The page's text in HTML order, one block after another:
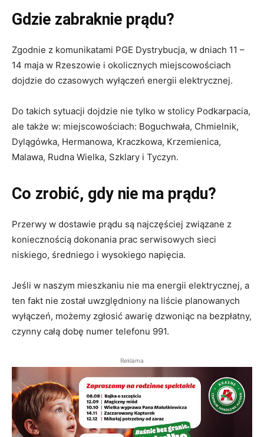
Gdzie zabraknie prądu?
Zgodnie z komunikatami PGE Dystrybucja, w dniach 11 –
14 maja w Rzeszowie i okolicznych miejscowościach
dojdzie do czasowych wyłączeń energii elektrycznej.
Do takich sytuacji dojdzie nie tylko w stolicy Podkarpacia,
ale także w: miejscowościach: Boguchwała, Chmielnik,
Dylągówka, Hermanowa, Kraczkowa, Krzemienica,
Malawa, Rudna Wielka, Szklary i Tyczyn.
Co zrobić, gdy nie ma prądu?
Przerwy w dostawie prądu są najczęściej związane z
koniecznością dokonania prac serwisowych sieci
niskiego, średniego i wysokiego napięcia.
Jeśli w naszym mieszkaniu nie ma energii elektrycznej, a
ten fakt nie został uwzględniony na liście planowanych
wyłączeń, możemy zgłosić awarię dzwoniąc na bezpłatny,
czynny całą dobę numer telefonu 991.
Reklama